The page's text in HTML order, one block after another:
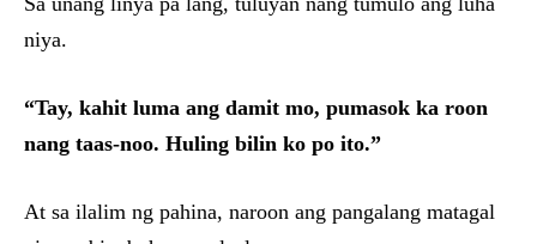
niya.
“Tay, kahit luma ang damit mo, pumasok ka roon
nang taas-noo. Huling bilin ko po ito.”
At sa ilalim ng pahina, naroon ang pangalang matagal